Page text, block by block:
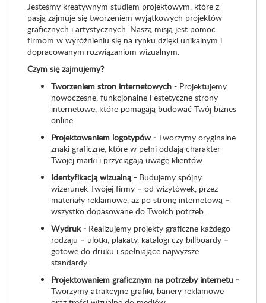
Jesteśmy kreatywnym studiem projektowym, które z
pasją zajmuje się tworzeniem wyjątkowych projektów
graficznych i artystycznych. Naszą misją jest pomoc
firmom w wyróżnieniu się na rynku dzięki unikalnym i
dopracowanym rozwiązaniom wizualnym.
Czym się zajmujemy?
Tworzeniem stron internetowych - Projektujemy
nowoczesne, funkcjonalne i estetyczne strony
internetowe, które pomagają budować Twój biznes
online.
Projektowaniem logotypów - Tworzymy oryginalne
znaki graficzne, które w pełni oddają charakter
Twojej marki i przyciągają uwagę klientów.
Identyfikacją wizualną - Budujemy spójny
wizerunek Twojej firmy – od wizytówek, przez
materiały reklamowe, aż po stronę internetową –
wszystko dopasowane do Twoich potrzeb.
Wydruk - Realizujemy projekty graficzne każdego
rodzaju – ulotki, plakaty, katalogi czy billboardy –
gotowe do druku i spełniające najwyższe
standardy.
Projektowaniem graficznym na potrzeby internetu -
Tworzymy atrakcyjne grafiki, banery reklamowe